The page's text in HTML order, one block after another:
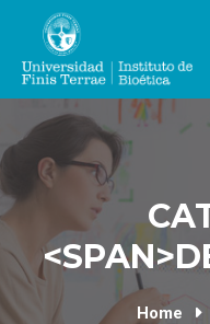
content
Home